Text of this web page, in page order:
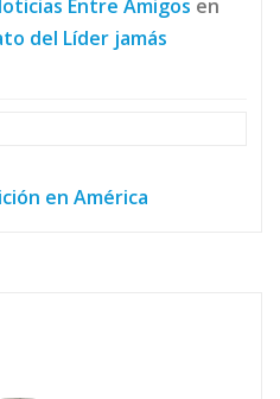
Entre Amigos en
del Líder jamás
en América